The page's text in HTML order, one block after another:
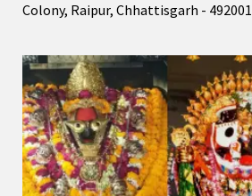
Colony, Raipur, Chhattisgarh - 492001